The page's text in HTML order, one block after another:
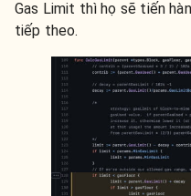
Gas Limit thì họ sẽ tiến
tiếp theo.